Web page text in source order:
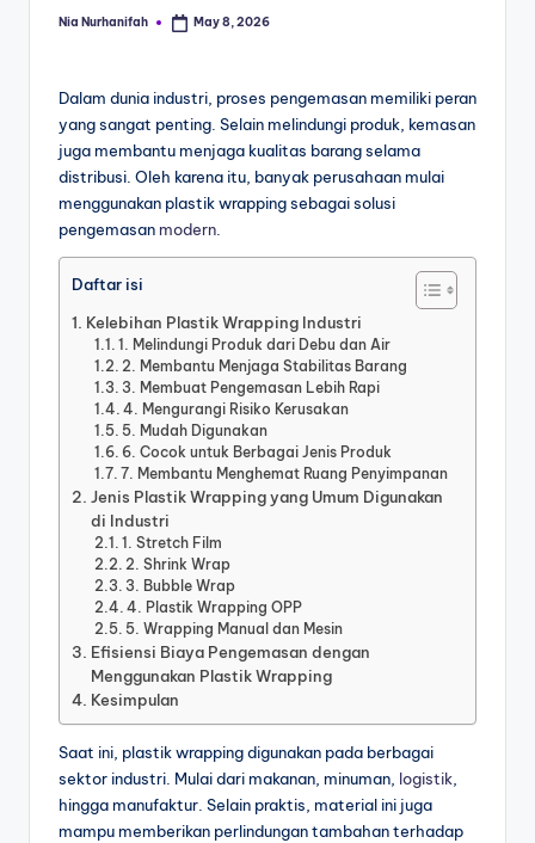
Nia Nurhanifah May 8, 2026
Dalam dunia industri, proses pengemasan memiliki peran
yang sangat penting. Selain melindungi produk, kemasan
juga membantu menjaga kualitas barang selama
distribusi. Oleh karena itu, banyak perusahaan mulai
menggunakan plastik wrapping sebagai solusi
pengemasan modern
Daftar isi
Kelebihan Plastik Wrapping Industri
1. Melindungi Produk dari Debu dan Air
2. Membantu Menjaga Stabilitas Barang
3. Membuat Pengemasan Lebih Rapi
4. Mengurangi Risiko Kerusakan
5. Mudah Digunakan
6. Cocok untuk Berbagai Jenis Produk
7. Membantu Menghemat Ruang Penyimpanan
Jenis Plastik Wrapping yang Umum Digunakan
di Industri
1. Stretch Film
2. Shrink Wrap
3. Bubble Wrap
4. Plastik Wrapping OPP
5. Wrapping Manual dan Mesin
Efisiensi Biaya Pengemasan dengan
Menggunakan Plastik Wrapping
Kesimpulan
Saat ini, plastik wrapping digunakan pada berbagai
sektor industri. Mulai dari makanan, minuman, logistik,
hingga manufaktur. Selain praktis, material ini juga
mampu memberikan perlindungan tambahan terhadap